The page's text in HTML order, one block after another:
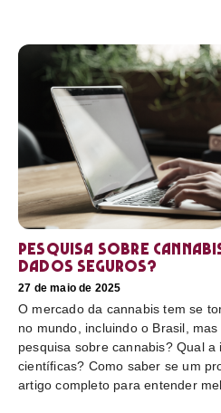
Pesquisa sobre
dados seguros?
27 de maio de 2025
O mercado da cannabis tem se
no mundo, incluindo o Brasil,
pesquisa sobre cannabis? Qual
científicas? Como saber se um
artigo completo para entender